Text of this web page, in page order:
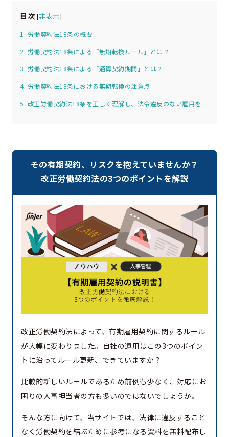
目次 [非表示]
1. 労働契約法18条の概要
2. 労働契約法18条による「無期転換ルール」とは？
3. 労働契約法18条による「通算契約期間」とは？
4. 労働契約法18条における無期転換の注意点
5. 改正労働契約法18条を正しく理解し、法令違反のない雇用を
その有期契約、リスクを抱えていませんか？
改正労働契約法の3つのポイントを解説
改正労働契約法によって、有期雇用契約に関するルール
が大幅に変わりました。自社の運用はこの3つのポイン
トに沿ってルール更新、できていますか？
比較的新しいルールであるため前例も少なく、対応にお
困りの人事担当者の方も多いのではないでしょうか。
そんな方に向けて、当サイトでは、法律に違反すること
なく労働契約を結ぶために参考になる資料を無料配布し